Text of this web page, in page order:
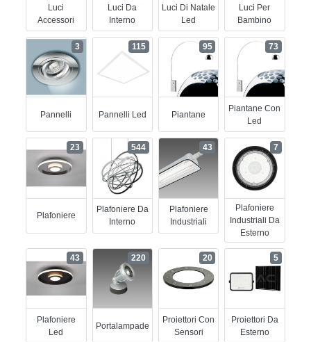
Luci
Accessori
Luci Da
Interno
Luci Di Natale
Led
Luci Per
Bambino
Pannelli
3
Pannelli Led
115
Piantane
95
Piantane Con
Led
73
Plafoniere
23
Plafoniere Da
Interno
544
Plafoniere
Industriali
43
Plafoniere
Industriali Da
Esterno
7
Plafoniere
Led
43
Portalampade
220
Proiettori Con
Sensori
20
Proiettori Da
Esterno
5